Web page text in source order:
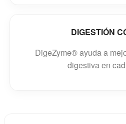
DIGESTIÓN
DigeZyme® ayuda a
digestiva en